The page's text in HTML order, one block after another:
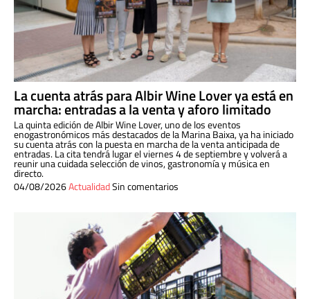
La cuenta atrás para Albir Wine Lover ya está en
marcha: entradas a la venta y aforo limitado
La quinta edición de Albir Wine Lover, uno de los eventos
enogastronómicos más destacados de la Marina Baixa, ya ha iniciado
su cuenta atrás con la puesta en marcha de la venta anticipada de
entradas. La cita tendrá lugar el viernes 4 de septiembre y volverá a
reunir una cuidada selección de vinos, gastronomía y música en
directo.
04/08/2026ActualidadSin comentarios